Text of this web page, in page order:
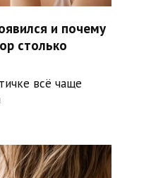
и почему
столько
всё чаще